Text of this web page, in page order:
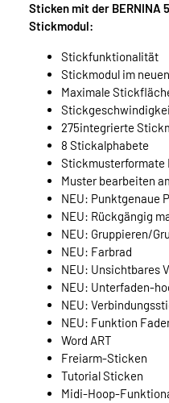
Sticken mit der BERNINA
Stickmodul:
Stickfunktionalität
Stickmodul im
Maximale
275integrierte
8 Stickalphabete
Stickmusterformate
Muster bearbeiten
NEU: Punktgenaue
NEU: Rückgängig
NEU: Gruppieren/
NEU: Farbrad
NEU: Unsichtbares
NEU: Unterfaden-
NEU:
NEU: Funktion
Word ART
Freiarm-Sticken
Tutorial Sticken
Midi-Hoop-